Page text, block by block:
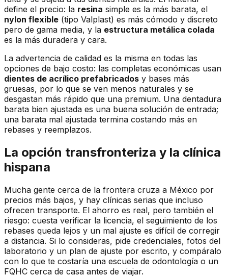
define el precio: la resina simple es la más barata, el
nylon flexible (tipo Valplast) es más cómodo y discreto
pero de gama media, y la estructura metálica colada
es la más duradera y cara.
La advertencia de calidad es la misma en todas las
opciones de bajo costo: las completas económicas usan
dientes de acrílico prefabricados y bases más
gruesas, por lo que se ven menos naturales y se
desgastan más rápido que una premium. Una dentadura
barata bien ajustada es una buena solución de entrada;
una barata mal ajustada termina costando más en
rebases y reemplazos.
La opción transfronteriza y la clínica
hispana
Mucha gente cerca de la frontera cruza a México por
precios más bajos, y hay clínicas serias que incluso
ofrecen transporte. El ahorro es real, pero también el
riesgo: cuesta verificar la licencia, el seguimiento de los
rebases queda lejos y un mal ajuste es difícil de corregir
a distancia. Si lo consideras, pide credenciales, fotos del
laboratorio y un plan de ajuste por escrito, y compáralo
con lo que te costaría una escuela de odontología o un
FQHC cerca de casa antes de viajar.